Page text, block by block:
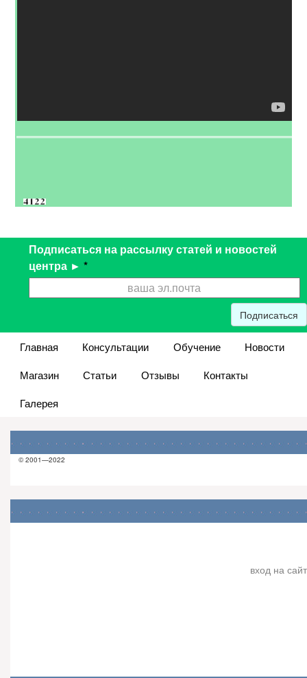
Подписаться на рассылку статей и новостей
центра ► *
Подписаться
Главная Консультации Обучение
Новости
Магазин
Статьи Отзывы
Контакты
Галерея
© 2001—2022
вход на сайт